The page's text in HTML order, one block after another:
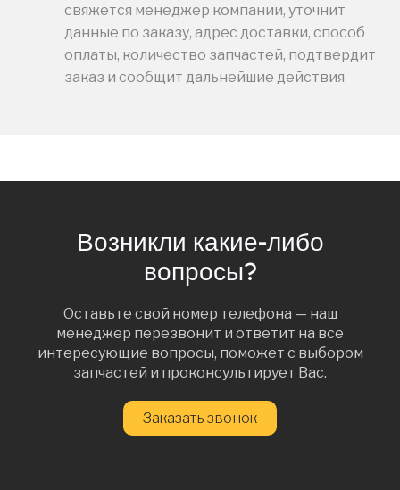
свяжется менеджер компании, уточнит
данные по заказу, адрес доставки, способ
оплаты, количество запчастей, подтвердит
заказ и сообщит дальнейшие действия
Возникли какие-либо
вопросы?
Оставьте свой номер телефона — наш
менеджер перезвонит и ответит на все
интересующие вопросы, поможет с выбором
запчастей и проконсультирует Вас.
Заказать звонок